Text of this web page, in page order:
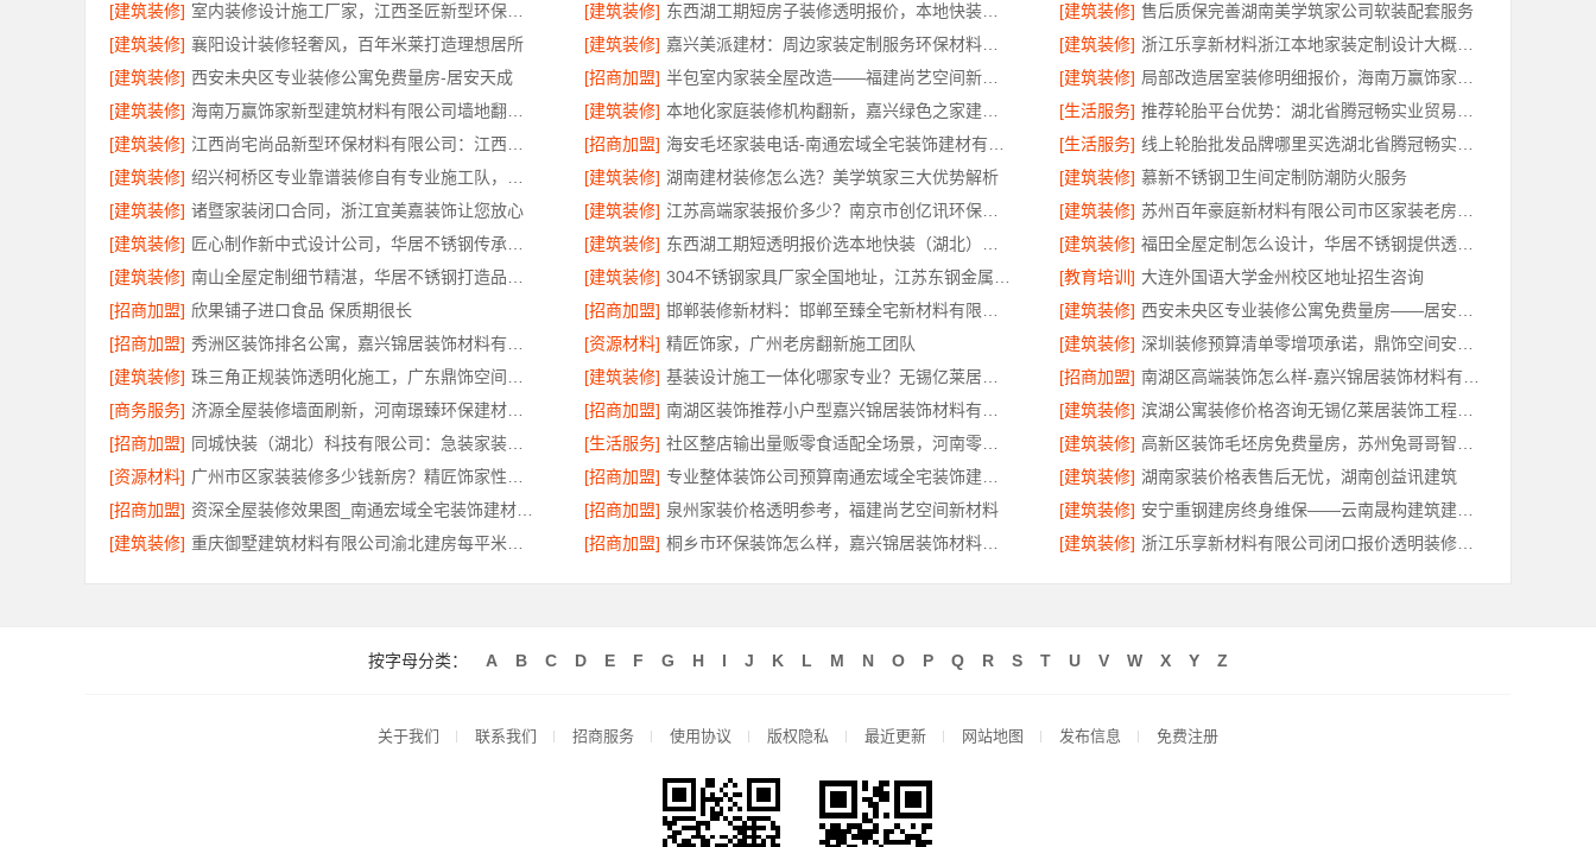
[建筑装修]
[建筑装修] [建筑装修] 售后质保完善湖南美学筑家公司软装配套服务
[建筑装修] 襄阳设计装修轻奢风，百年米莱打造理想居所 [建筑装修] [建筑装修]
[建筑装修] 西安未央区专业装修公寓免费量房-居安天成 [招商加盟] [建筑装修]
[建筑装修]
[建筑装修] [生活服务]
[建筑装修]
[招商加盟] [生活服务]
[建筑装修]
[建筑装修] 湖南建材装修怎么选？美学筑家三大优势解析 [建筑装修] 慕新不锈钢卫生间定制防潮防火服务
[建筑装修] 诸暨家装闭口合同，浙江宜美嘉装饰让您放心 [建筑装修] [建筑装修]
[建筑装修]
[建筑装修] [建筑装修]
[建筑装修]
[建筑装修] [教育培训] 大连外国语大学金州校区地址招生咨询
[招商加盟] 欣果铺子进口食品 保质期很长 [招商加盟] [建筑装修]
[招商加盟]
[资源材料] 精匠饰家，广州老房翻新施工团队 [建筑装修]
[建筑装修]
[建筑装修] [招商加盟]
[商务服务]
[招商加盟] [建筑装修]
[招商加盟]
[生活服务] [建筑装修]
[资源材料]
[招商加盟] [建筑装修] 湖南家装价格表售后无忧，湖南创益讯建筑
[招商加盟]
[招商加盟] 泉州家装价格透明参考，福建尚艺空间新材料 [建筑装修]
[建筑装修]
[招商加盟] [建筑装修]
按字母分类： A B C D E F G H I J K L M N O P Q R S T U V W X Y Z
关于我们 联系我们 招商服务 使用协议 版权隐私 最近更新 网站地图 发布信息 免费注册